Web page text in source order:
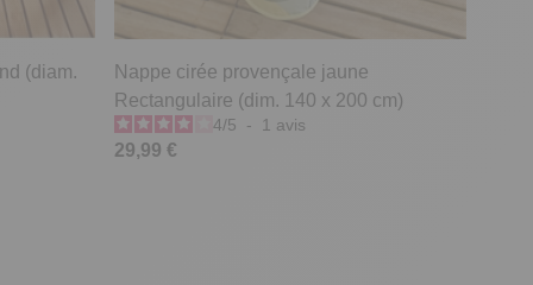
(diam.
Nappe cirée provençale jaune
Rectangulaire (dim. 140 x 200 cm)
4/5 - 1 avis
29,99 €